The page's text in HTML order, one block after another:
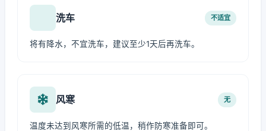
洗车 不适宜
将有降水，不宜洗车，建议至少1天后再洗车。
风寒 无
温度未达到风寒所需的低温，稍作防寒准备即可。